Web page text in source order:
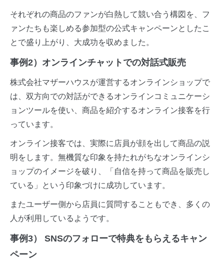
それぞれの商品のファンが白熱して競い合う構図を、フ
ァンたちも楽しめる参加型の公式キャンペーンとしたこ
とで盛り上がり、大成功を収めました。
事例2）オンラインチャットでの対話式販売
株式会社マザーハウスが運営するオンラインショップで
は、双方向での対話ができるオンラインコミュニケーシ
ョンツールを使い、商品を紹介するオンライン接客を行
っています。
オンライン接客では、実際に店員が顔を出して商品の説
明をします。無機質な印象を持たれがちなオンラインシ
ョップのイメージを破り、「自信を持って商品を販売し
ている」という印象づけに成功しています。
またユーザー側から店員に質問することもでき、多くの
人が利用しているようです。
事例3） SNSのフォローで特典をもらえるキャン
ペーン